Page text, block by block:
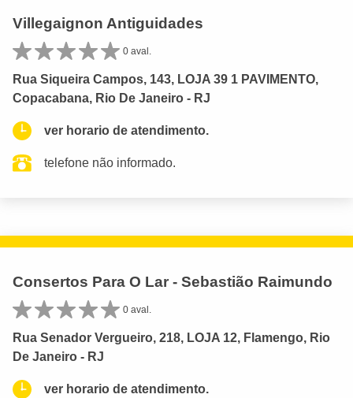
Villegaignon Antiguidades
0 aval.
Rua Siqueira Campos, 143, LOJA 39 1 PAVIMENTO,
Copacabana, Rio De Janeiro - RJ
ver horario de atendimento.
telefone não informado.
Consertos Para O Lar - Sebastião Raimundo
0 aval.
Rua Senador Vergueiro, 218, LOJA 12, Flamengo, Rio
De Janeiro - RJ
ver horario de atendimento.